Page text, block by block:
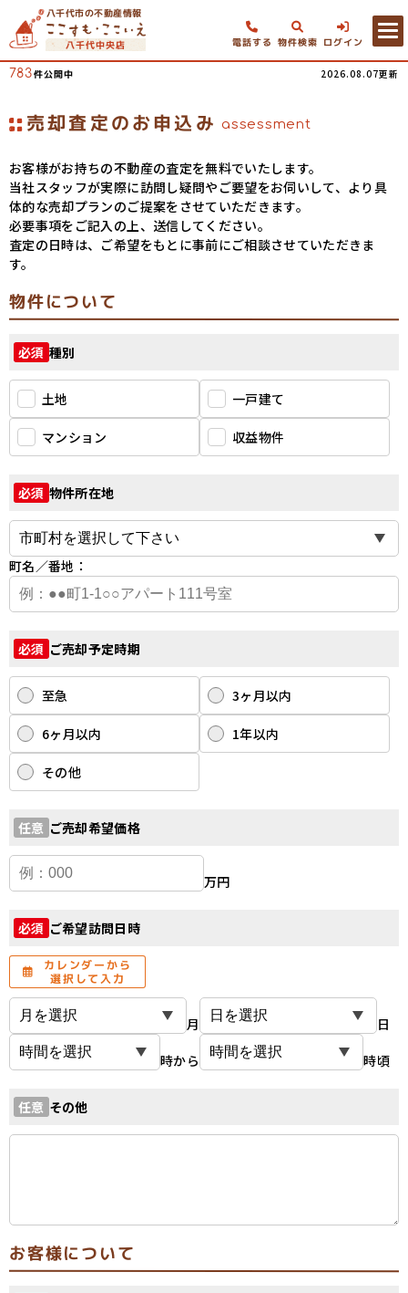
八千代市の不動産情報
八千代中央店 電話する 物件検索 ログイン
783件公開中 2026.08.07更新
売却査定のお申込み assessment
お客様がお持ちの不動産の査定を無料でいたします。
当社スタッフが実際に訪問し疑問やご要望をお伺いして、より具
体的な売却プランのご提案をさせていただきます。
必要事項をご記入の上、送信してください。
査定の日時は、ご希望をもとに事前にご相談させていただきま
す。
物件について
必須 種別
土地 一戸建て
マンション 収益物件
必須 物件所在地
町名／番地：
必須 ご売却予定時期
至急 3ヶ月以内
6ヶ月以内 1年以内
その他
任意 ご売却希望価格
万円
必須 ご希望訪問日時
カレンダーから
選択して入力
月
日
時から
時頃
任意 その他
お客様について